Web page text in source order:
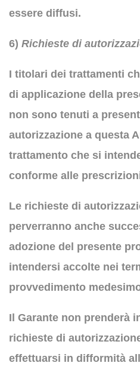
essere diffusi.
6) Richieste di
I titolari dei trattamenti
di applicazione della
non sono tenuti a
autorizzazione a questa
trattamento che si
conforme alle
Le richieste di
perverranno anche
adozione del presente
intendersi accolte nei
provvedimento
Il Garante non prenderà
richieste di
effettuarsi in difformità